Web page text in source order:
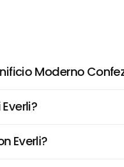
Moderno
Everli?